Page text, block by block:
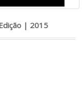
| 2015